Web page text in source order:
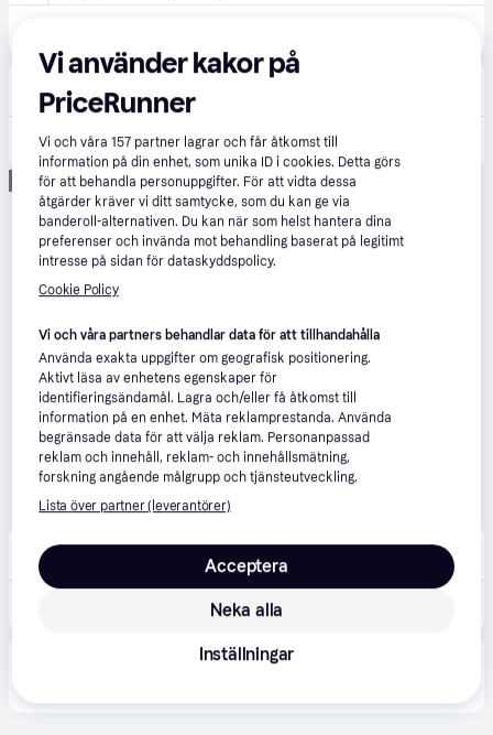
Färgvaruhuset
95 kr frakt
Boråstapeter - Liv - Melodi
Annons
Leksakshuset 3.0(2)
Beställningsvara
Produkten finns även hos 2 butiker som valt att inte
Vi använder kakor på
PriceRunner
Vi och våra157 partner lagrar och får åtkomst till
information på din enhet, som unika ID i cookies. Detta görs
för att behandla personuppgifter. För att vidta dessa
åtgärder kräver vi ditt samtycke, som du kan ge via
banderoll-alternativen. Du kan när som helst hantera dina
preferenser och invända mot behandling baserat på legitimt
intresse på sidan för dataskyddspolicy.
Cookie Policy
Vi och våra partners behandlar data för att tillhandahålla
Använda exakta uppgifter om geografisk positionering.
Aktivt läsa av enhetens egenskaper för
identifieringsändamål. Lagra och/eller få åtkomst till
information på en enhet. Mäta reklamprestanda. Använda
begränsade data för att välja reklam. Personanpassad
reklam och innehåll, reklam- och innehållsmätning,
forskning angående målgrupp och tjänsteutveckling.
Lista över partner (leverantörer)
Neka alla
Acceptera
Inställningar